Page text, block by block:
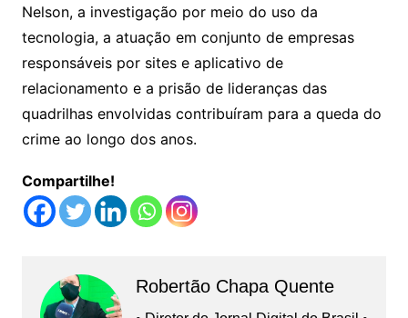
Nelson, a investigação por meio do uso da
tecnologia, a atuação em conjunto de empresas
responsáveis por sites e aplicativo de
relacionamento e a prisão de lideranças das
quadrilhas envolvidas contribuíram para a queda do
crime ao longo dos anos.
Compartilhe!
Robertão Chapa Quente